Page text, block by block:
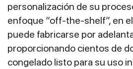
personalización de su
enfoque “off‑the‑shelf”, en
puede fabricarse por
proporcionando cientos de
congelado listo para su uso